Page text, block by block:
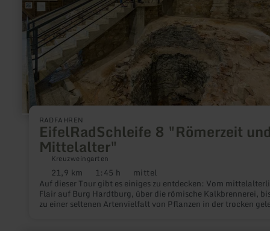
RADFAHREN
EifelRadSchleife 8 "Römerzeit
Mittelalter"
Kreuzweingarten
Distanz:
21,9 km Dauer:
1:45 h Anforderung:
mittel
Auf dieser Tour gibt es einiges zu entdecken: Vom
Flair auf Burg Hardtburg, über die römische Kalkbrennerei,
zu einer seltenen Artenvielfalt von Pflanzen in der trocken